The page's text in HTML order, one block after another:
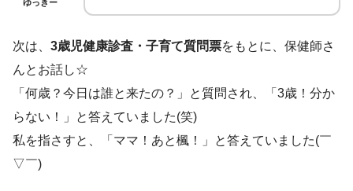
ゆっきー
次は、 3歳児健康診査・子育て質問票をもとに、保健師さ
んとお話し☆
「何歳？今日は誰と来たの？」と質問され、「3歳！分か
らない！」と答えていました(笑)
私を指さすと、「ママ！あと楓！」と答えていました(￣
▽￣)